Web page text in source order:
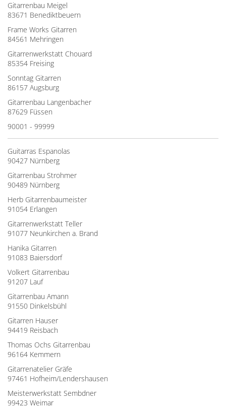
Gitarrenbau Meigel
83671 Benediktbeuern
Frame Works Gitarren
84561 Mehringen
Gitarrenwerkstatt Chouard
85354 Freising
Sonntag Gitarren
86157 Augsburg
Gitarrenbau Langenbacher
87629 Füssen
90001 - 99999
Guitarras Espanolas
90427 Nürnberg
Gitarrenbau Strohmer
90489 Nürnberg
Herb Gitarrenbaumeister
91054 Erlangen
Gitarrenwerkstatt Teller
91077 Neunkirchen a. Brand
Hanika Gitarren
91083 Baiersdorf
Volkert Gitarrenbau
91207 Lauf
Gitarrenbau Amann
91550 Dinkelsbühl
Gitarren Hauser
94419 Reisbach
Thomas Ochs Gitarrenbau
96164 Kemmern
Gitarrenatelier Gräfe
97461 Hofheim/Lendershausen
Meisterwerkstatt Sembdner
99423 Weimar